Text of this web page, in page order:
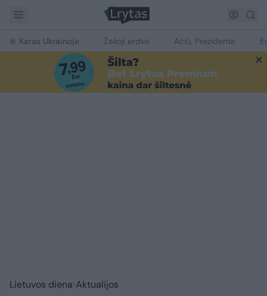
Karas Ukrainoje Žalioji erdvė Ačiū, Prezidente
Lietuvos diena Aktualijos